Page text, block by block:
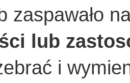
zaspawało
lub
i